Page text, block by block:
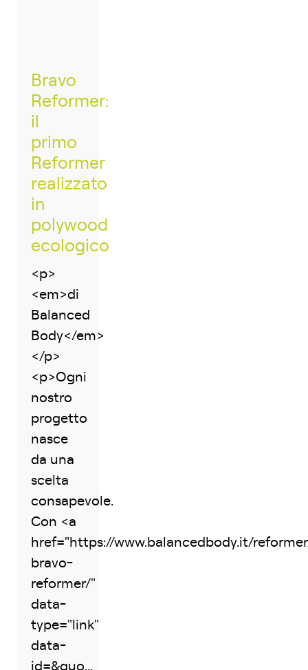
Bravo
Reformer:
il
primo
Reformer
realizzato
in
polywood
ecologico
<p>
<em>di
Balanced
Body</em>
</p>
<p>Ogni
nostro
progetto
nasce
da una
scelta
consapevole.
Con <a
href="https://www.balancedbody.it/
bravo-
reformer/"
data-
type="link"
data-
id=&quo...